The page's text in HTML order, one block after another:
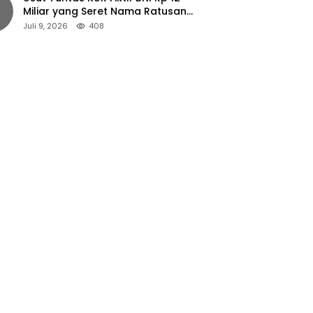
Miliar yang Seret Nama Ratusan
Petani Jember
Juli 9, 2026 408